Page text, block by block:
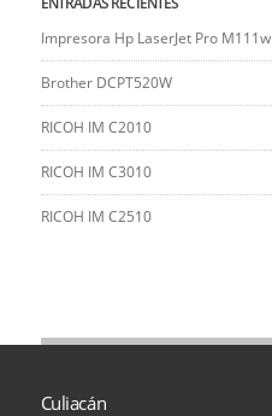
Impresora Hp LaserJet Pro M111w
Brother DCPT520W
RICOH IM C2010
RICOH IM C3010
RICOH IM C2510
Culiacán